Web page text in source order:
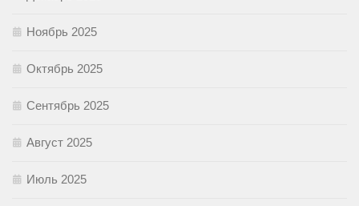
Ноябрь 2025
Октябрь 2025
Сентябрь 2025
Август 2025
Июль 2025